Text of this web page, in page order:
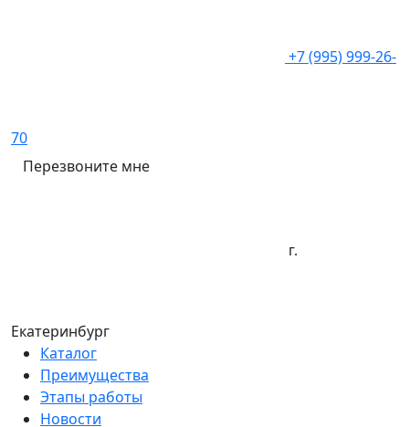
+7 (995) 999-26-
70
Перезвоните мне
г.
Екатеринбург
Каталог
Преимущества
Этапы работы
Новости